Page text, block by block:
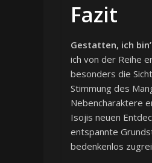
Fazit
Gestatten, ich
ich von der Reihe
besonders die
Stimmung des
Nebencharaktere
Isojis neuen
entspannte
bedenkenlos